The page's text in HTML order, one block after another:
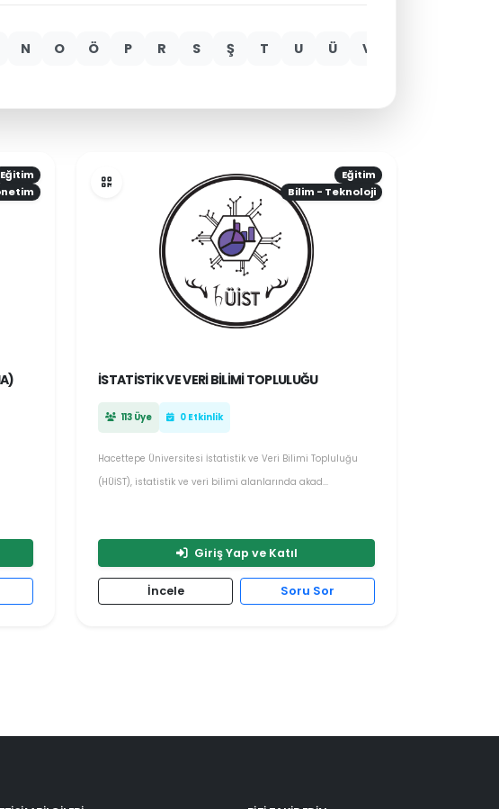
N O Ö P R S Ş T U Ü V
Eğitim
Eğitim
Bilim - Teknoloji
İSTATISTIK VE VERI BILIMI TOPLULUĞU
113 Üye 0 Etkinlik
Hacettepe Üniversitesi İstatistik ve Veri Bilimi Topluluğu
(HÜİST), istatistik ve veri bilimi alanlarında akad...
Giriş Yap ve Katıl
İncele Soru Sor